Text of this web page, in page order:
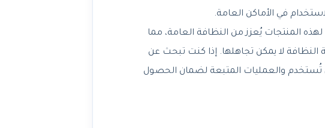
في الأماكن العامة.
المنتجات يُعزز من النظافة العامة، مما
لا يمكن تجاهلها. إذا كنت تبحث عن
تُستخدم والعمليات المتبعة لضمان الحصول